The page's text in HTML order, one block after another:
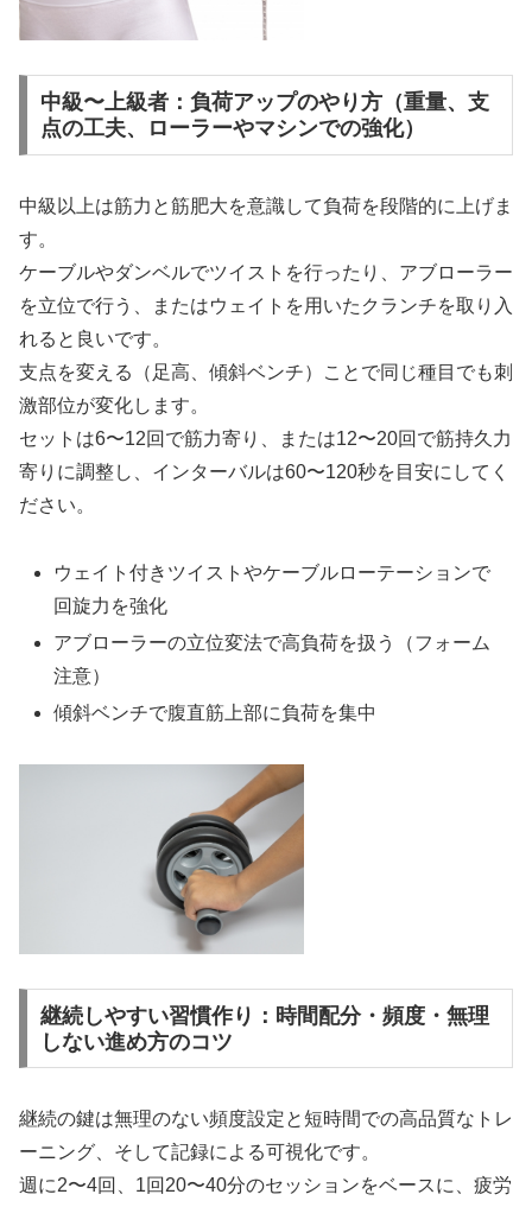
中級〜上級者：負荷アップのやり方（重量、支
点の工夫、ローラーやマシンでの強化）
中級以上は筋力と筋肥大を意識して負荷を段階的に上げま
す。
ケーブルやダンベルでツイストを行ったり、アブローラー
を立位で行う、またはウェイトを用いたクランチを取り入
れると良いです。
支点を変える（足高、傾斜ベンチ）ことで同じ種目でも刺
激部位が変化します。
セットは6〜12回で筋力寄り、または12〜20回で筋持久力
寄りに調整し、インターバルは60〜120秒を目安にしてく
ださい。
ウェイト付きツイストやケーブルローテーションで
回旋力を強化
アブローラーの立位変法で高負荷を扱う（フォーム
注意）
傾斜ベンチで腹直筋上部に負荷を集中
継続しやすい習慣作り：時間配分・頻度・無理
しない進め方のコツ
継続の鍵は無理のない頻度設定と短時間での高品質なトレ
ーニング、そして記録による可視化です。
週に2〜4回、1回20〜40分のセッションをベースに、疲労